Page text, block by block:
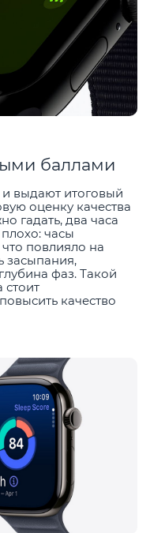
баллами
и выдают итоговый
оценку качества
гадать, два часа
часы
повлияло на
засыпания,
фаз. Такой
стоит
качество